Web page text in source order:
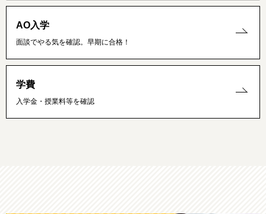
AO入学
面談でやる気を確認。早期に合格！
学費
入学金・授業料等を確認